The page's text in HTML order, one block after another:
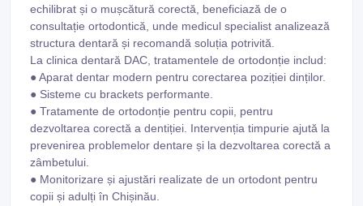
echilibrat și o mușcătură corectă, beneficiază de o
consultație ortodontică, unde medicul specialist analizează
structura dentară și recomandă soluția potrivită.
La clinica dentară DAC, tratamentele de ortodonție includ:
● Aparat dentar modern pentru corectarea poziției dinților.
● Sisteme cu brackets performante.
● Tratamente de ortodonție pentru copii, pentru
dezvoltarea corectă a dentiției. Intervenția timpurie ajută la
prevenirea problemelor dentare și la dezvoltarea corectă a
zâmbetului.
● Monitorizare și ajustări realizate de un ortodont pentru
copii și adulți în Chișinău.